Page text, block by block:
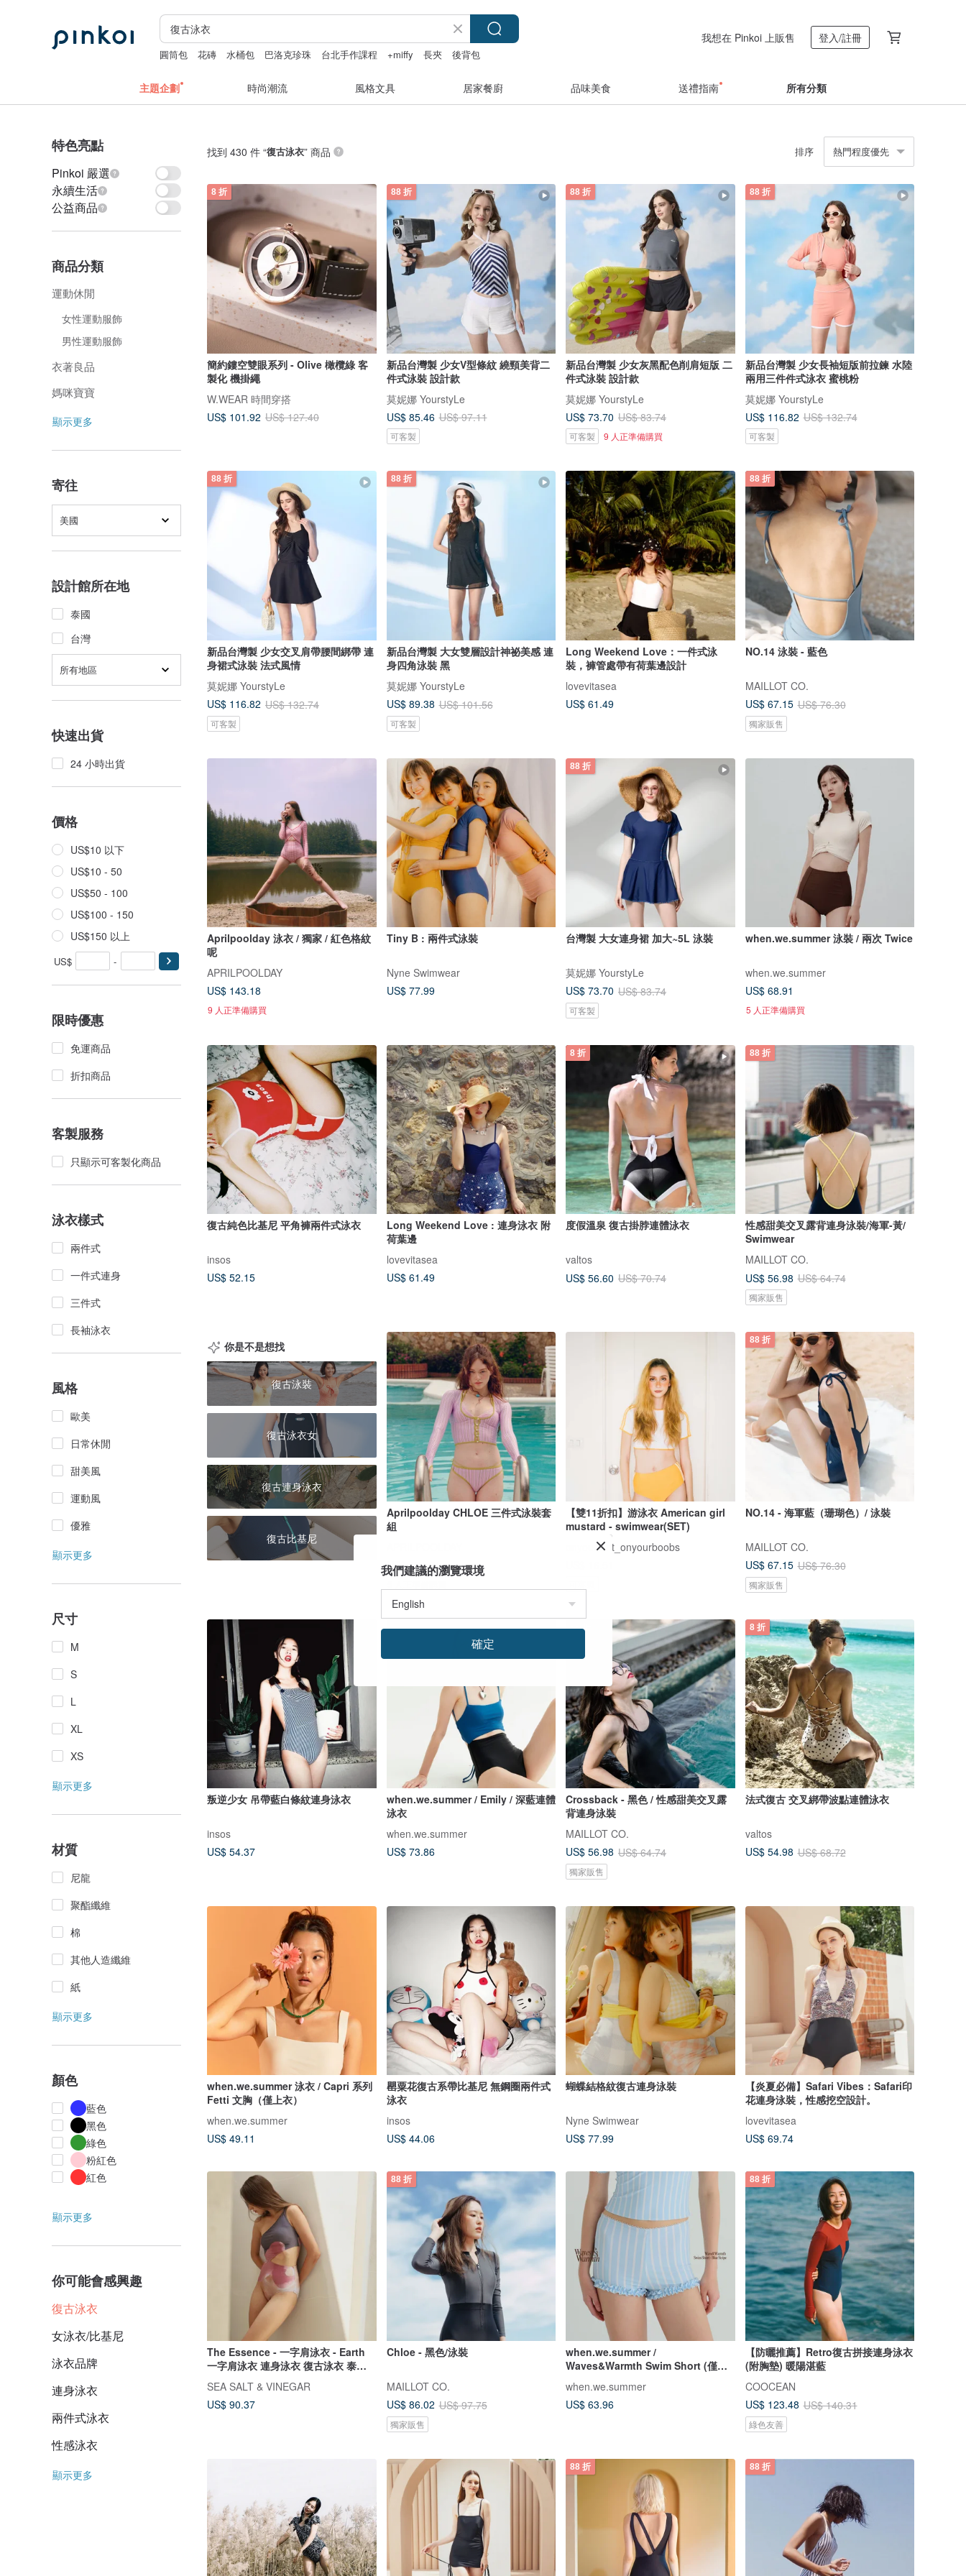
圓筒包 花磚 水桶包 巴洛克珍珠 台北手作課程 +miffy 長夾 後背包
我想在 Pinkoi 上販售 登入/註冊
主題企劃 時尚潮流 風格文具 居家餐廚 品味美食 送禮指南 所有分類
特色亮點
Pinkoi 嚴選
永續生活
公益商品
商品分類
運動休閒
女性運動服飾
男性運動服飾
衣著良品
媽咪寶寶
顯示更多
寄往
美國
設計館所在地
泰國
台灣
所有地區
快速出貨
24 小時出貨
價格
US$10 以下
US$10 - 50
US$50 - 100
US$100 - 150
US$150 以上
US$ -
限時優惠
免運商品
折扣商品
客製服務
只顯示可客製化商品
泳衣樣式
兩件式
一件式連身
三件式
長袖泳衣
風格
歐美
日常休閒
甜美風
運動風
優雅
顯示更多
尺寸
M
S
L
XL
XS
顯示更多
材質
尼龍
聚酯纖維
棉
其他人造纖維
紙
顯示更多
顏色
藍色
黑色
綠色
粉紅色
紅色
顯示更多
你可能會感興趣
復古泳衣
女泳衣/比基尼
泳衣品牌
連身泳衣
兩件式泳衣
性感泳衣
顯示更多
找到 430 件 “復古泳衣” 商品 排序 熱門程度優先
8 折
簡約鏤空雙眼系列 - Olive 橄欖綠 客
製化 機掛繩
W.WEAR 時間穿搭
US$ 101.92 US$ 127.40
88 折
新品台灣製 少女V型條紋 繞頸美背二
件式泳裝 設計款
莫妮娜 YourstyLe
US$ 85.46 US$ 97.11
可客製
88 折
新品台灣製 少女灰黑配色削肩短版 二
件式泳裝 設計款
莫妮娜 YourstyLe
US$ 73.70 US$ 83.74
可客製 9 人正準備購買
88 折
新品台灣製 少女長袖短版前拉鍊 水陸
兩用三件件式泳衣 蜜桃粉
莫妮娜 YourstyLe
US$ 116.82 US$ 132.74
可客製
88 折
新品台灣製 少女交叉肩帶腰間綁帶 連
身裙式泳裝 法式風情
莫妮娜 YourstyLe
US$ 116.82 US$ 132.74
可客製
88 折
新品台灣製 大女雙層設計神祕美感 連
身四角泳裝 黑
莫妮娜 YourstyLe
US$ 89.38 US$ 101.56
可客製
Long Weekend Love：一件式泳
裝，褲管處帶有荷葉邊設計
lovevitasea
US$ 61.49
88 折
NO.14 泳裝 - 藍色
MAILLOT CO.
US$ 67.15 US$ 76.30
獨家販售
Aprilpoolday 泳衣 / 獨家 / 紅色格紋
呢
APRILPOOLDAY
US$ 143.18
9 人正準備購買
Tiny B : 兩件式泳裝
Nyne Swimwear
US$ 77.99
88 折
台灣製 大女連身裙 加大~5L 泳裝
莫妮娜 YourstyLe
US$ 73.70 US$ 83.74
可客製
when.we.summer 泳裝 / 兩次 Twice
when.we.summer
US$ 68.91
5 人正準備購買
復古純色比基尼 平角褲兩件式泳衣
insos
US$ 52.15
Long Weekend Love : 連身泳衣 附
荷葉邊
lovevitasea
US$ 61.49
8 折
度假溫泉 復古掛脖連體泳衣
valtos
US$ 56.60 US$ 70.74
88 折
性感甜美交叉露背連身泳裝/海軍-黃/
Swimwear
MAILLOT CO.
US$ 56.98 US$ 64.74
獨家販售
你是不是想找
復古泳裝
復古泳衣女
復古連身泳衣
復古比基尼
Aprilpoolday CHLOE 三件式泳裝套
組
US$ 191.71
【雙11折扣】游泳衣 American girl
mustard - swimwear(SET)
onyourbutt_onyourboobs
88 折
NO.14 - 海軍藍（珊瑚色）/ 泳裝
MAILLOT CO.
US$ 67.15 US$ 76.30
獨家販售
叛逆少女 吊帶藍白條紋連身泳衣
insos
US$ 54.37
when.we.summer / Emily / 深藍連體
泳衣
when.we.summer
US$ 73.86
88 折
Crossback - 黑色 / 性感甜美交叉露
背連身泳裝
MAILLOT CO.
US$ 56.98 US$ 64.74
獨家販售
8 折
法式復古 交叉綁帶波點連體泳衣
valtos
US$ 54.98 US$ 68.72
when.we.summer 泳衣 / Capri 系列
Fetti 文胸（僅上衣）
when.we.summer
US$ 49.11
罌粟花復古系帶比基尼 無鋼圈兩件式
泳衣
insos
US$ 44.06
蝴蝶結格紋復古連身泳裝
Nyne Swimwear
US$ 77.99
【炎夏必備】Safari Vibes：Safari印
花連身泳裝，性感挖空設計。
lovevitasea
US$ 69.74
The Essence - 一字肩泳衣 - Earth
一字肩泳衣 連身泳衣 復古泳衣 泰國
SEA SALT & VINEGAR
US$ 90.37
88 折
Chloe - 黑色/泳裝
MAILLOT CO.
US$ 86.02 US$ 97.75
獨家販售
when.we.summer /
Waves&Warmth Swim Short (僅褲
when.we.summer
US$ 63.96
88 折
【防曬推薦】Retro復古拼接連身泳衣
(附胸墊) 暖陽湛藍
COOCEAN
US$ 123.48 US$ 140.31
綠色友善
88 折 88 折
我們建議的瀏覽環境
確定